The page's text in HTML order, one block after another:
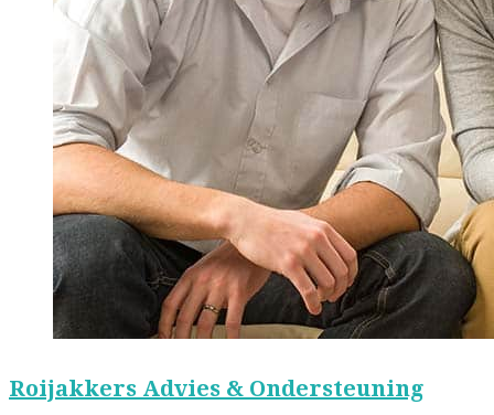
Roijakkers Advies & Ondersteuning